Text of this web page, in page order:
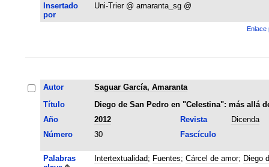
Insertado
por
Uni-Trier @ amaranta_sg @
Enlace
Autor
Saguar García, Amaranta
Título
Diego de San Pedro en "Celestina": más allá
Año
2012 Revista
Dicenda
Número
30 Fascículo
Palabras
Intertextualidad; Fuentes; Cárcel de amor; Diego